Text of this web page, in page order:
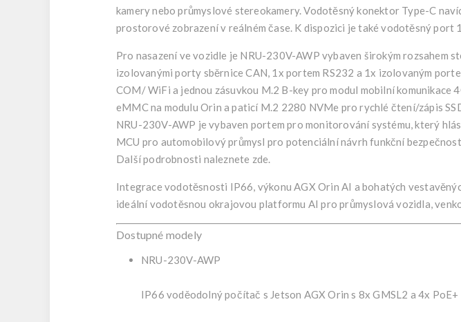
kamery nebo průmyslové stereokamery. Vodotěsný konektor Type-C
prostorové zobrazení v reálném čase. K dispozici je také vodotěsný
Pro nasazení ve vozidle je NRU-230V-AWP vybaven širokým rozsahem
izolovanými porty sběrnice CAN, 1x portem RS232 a 1x izolovaným
COM/ WiFi a jednou zásuvkou M.2 B-key pro modul mobilní komunikace
eMMC na modulu Orin a paticí M.2 2280 NVMe pro rychlé čtení/zápis
NRU-230V-AWP je vybaven portem pro monitorování systému, který
MCU pro automobilový průmysl pro potenciální návrh funkční
Další podrobnosti naleznete zde.
Integrace vodotěsnosti IP66, výkonu AGX Orin AI a bohatých
ideální vodotěsnou okrajovou platformu AI pro průmyslová vozidla,
Dostupné modely
NRU-230V-AWP
IP66 voděodolný počítač s Jetson AGX Orin s 8x GMSL2 a 4x